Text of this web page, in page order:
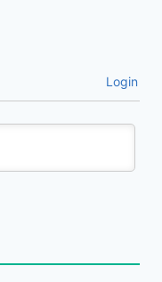
Login